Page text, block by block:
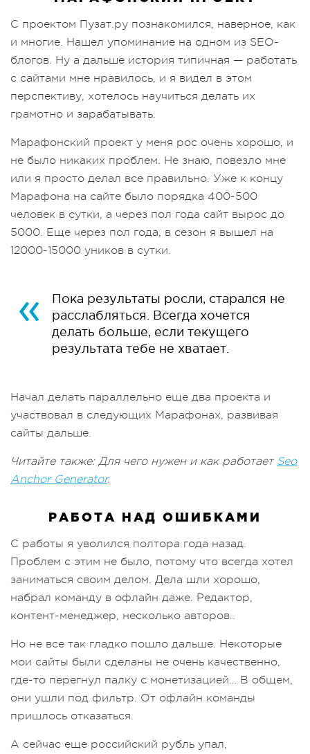
С проектом Пузат.ру познакомился, наверное, как
и многие. Нашел упоминание на одном из SEO-
блогов. Ну а дальше история типичная — работать
с сайтами мне нравилось, и я видел в этом
перспективу, хотелось научиться делать их
грамотно и зарабатывать.
Марафонский проект у меня рос очень хорошо, и
не было никаких проблем. Не знаю, повезло мне
или я просто делал все правильно. Уже к концу
Марафона на сайте было порядка 400-500
человек в сутки, а через пол года сайт вырос до
5000. Еще через пол года, в сезон я вышел на
12000-15000 уников в сутки.
Пока результаты росли, старался не
расслабляться. Всегда хочется
делать больше, если текущего
результата тебе не хватает.
Начал делать параллельно еще два проекта и
участвовал в следующих Марафонах, развивая
сайты дальше.
Читайте также: Для чего нужен и как работает Seo
Anchor Generator.
РАБОТА НАД ОШИБКАМИ
С работы я уволился полтора года назад.
Проблем с этим не было, потому что всегда хотел
заниматься своим делом. Дела шли хорошо,
набрал команду в офлайн даже. Редактор,
контент-менеджер, несколько авторов..
Но не все так гладко пошло дальше. Некоторые
мои сайты были сделаны не очень качественно,
где-то перегнул палку с монетизацией… В общем,
они ушли под фильтр. От офлайн команды
пришлось отказаться.
А сейчас еще российский рубль упал,